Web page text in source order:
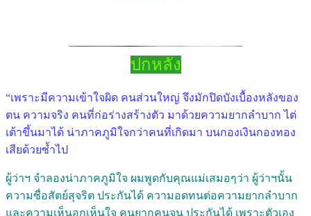
ปกหลัง
“เพราะมีความเข้าใจผิด คนส่วนใหญ่ จึงมักปิดบังเบื้องหลังของ
ตน ความจริง คนที่ก่อร่างสร้างตัว มาด้วยความยากลำบาก ไต่
เต้าขึ้นมาได้ น่าภาคภูมิใจกว่าคนที่เกิดมา บนกองเงินกองทอง
เสียด้วยซ้ำไป
ผู้ว่าฯ จำลองน่าภาคภูมิใจ ผมพูดกับคุณแม่เสมอๆว่า ผู้ว่าฯนั้น
ความซื่อสัตย์สุจริต ประกันได้ ความอดทนต่อความยากลำบาก
และความเห็นอกเห็นใจ คนยากคนจน ประกันได้ เพราะตัวเอง